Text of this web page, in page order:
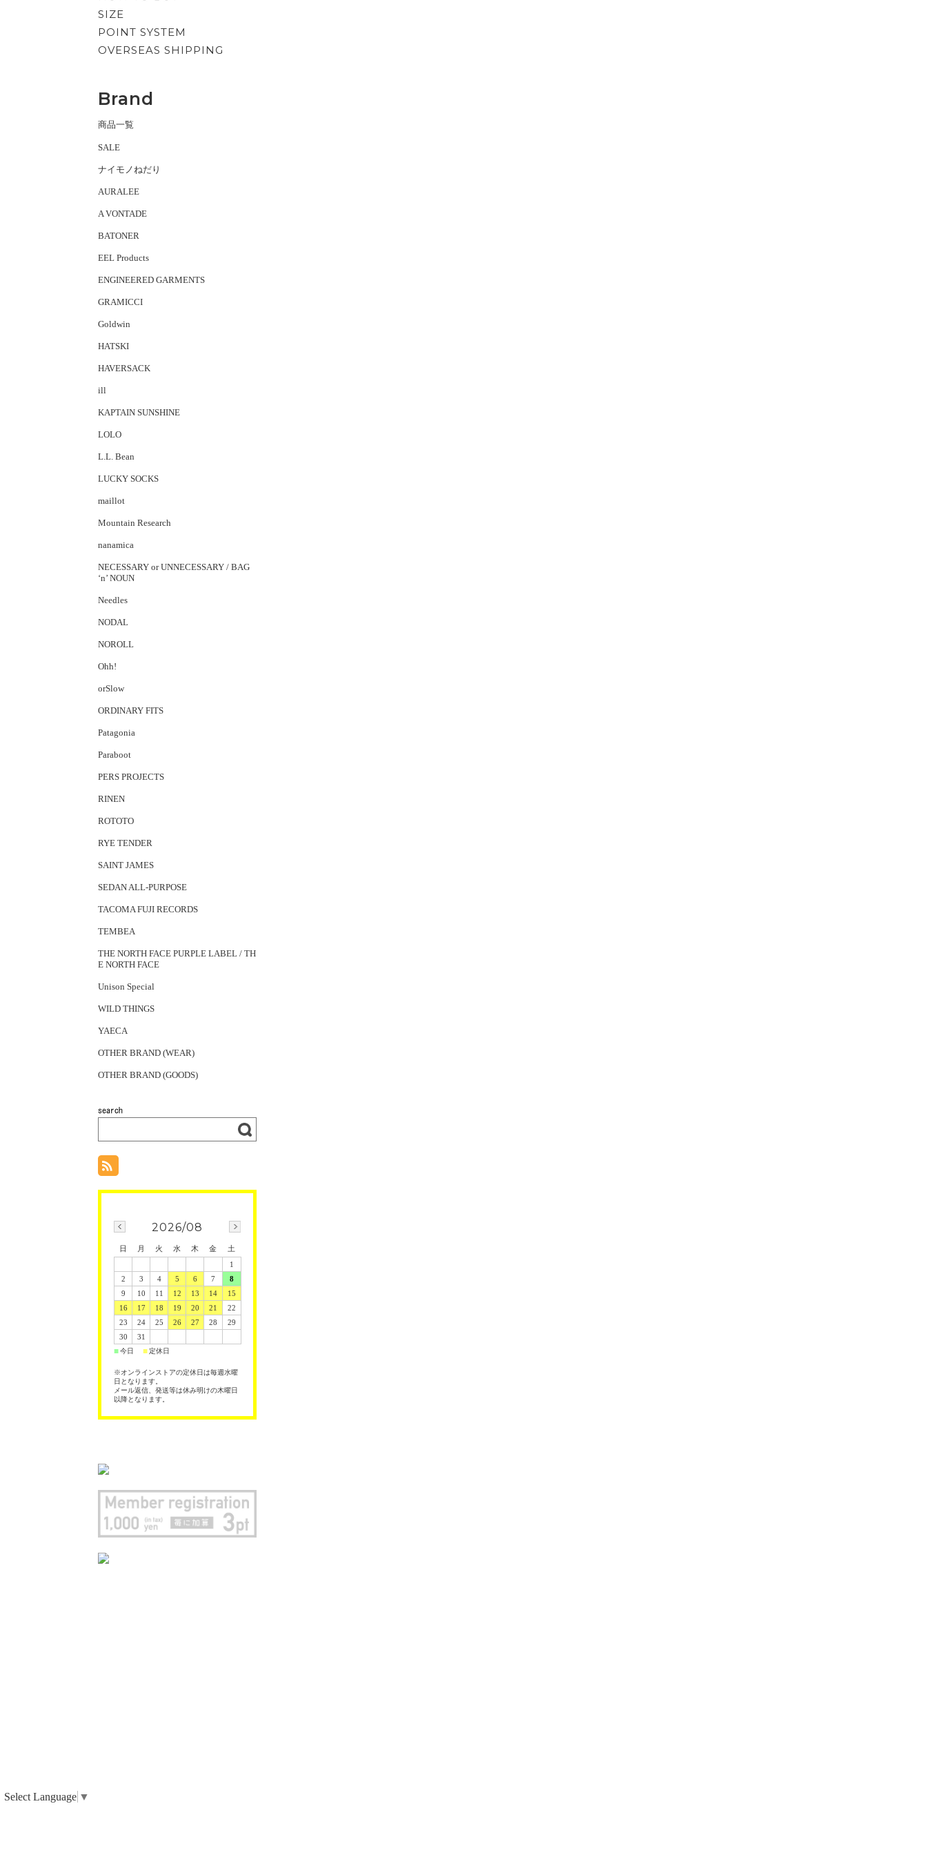
SIZE
POINT SYSTEM
OVERSEAS SHIPPING
Brand
商品一覧
SALE
ナイモノねだり
AURALEE
A VONTADE
BATONER
EEL Products
ENGINEERED GARMENTS
GRAMICCI
Goldwin
HATSKI
HAVERSACK
ill
KAPTAIN SUNSHINE
LOLO
L.L. Bean
LUCKY SOCKS
maillot
Mountain Research
nanamica
NECESSARY or UNNECESSARY / BAG
‘n’ NOUN
Needles
NODAL
NOROLL
Ohh!
orSlow
ORDINARY FITS
Patagonia
Paraboot
PERS PROJECTS
RINEN
ROTOTO
RYE TENDER
SAINT JAMES
SEDAN ALL-PURPOSE
TACOMA FUJI RECORDS
TEMBEA
THE NORTH FACE PURPLE LABEL / TH
E NORTH FACE
Unison Special
WILD THINGS
YAECA
OTHER BRAND (WEAR)
OTHER BRAND (GOODS)
2026/08
日 月 火 水 木 金
土
1
2
3 4 5 6 7
8
9
10 11 12 13 14
15
16
17 18 19 20 21
22
23
24 25 26 27 28
29
30
31
■今日 ■定休日
※オンラインストアの定休日は毎週水曜
日となります。
メール返信、発送等は休み明けの木曜日
以降となります。
Select Language ▼